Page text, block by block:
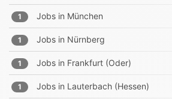
1 Jobs in München
1 Jobs in Nürnberg
1 Jobs in Frankfurt (Oder)
1 Jobs in Lauterbach (Hessen)